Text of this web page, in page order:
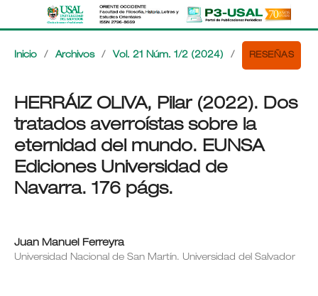
Inicio / Archivos / Vol. 21 Núm. 1/2 (2024) / RESEÑAS
HERRÁIZ OLIVA, Pilar (2022). Dos
tratados averroístas sobre la
eternidad del mundo. EUNSA
Ediciones Universidad de
Navarra. 176 págs.
Juan Manuel Ferreyra
Universidad Nacional de San Martín. Universidad del Salvador